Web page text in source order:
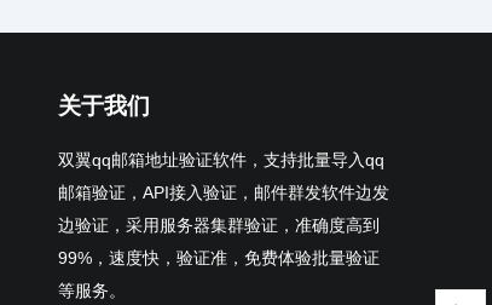
关于我们
双翼qq邮箱地址验证软件，支持批量导入qq
邮箱验证，API接入验证，邮件群发软件边发
边验证，采用服务器集群验证，准确度高到
99%，速度快，验证准，免费体验批量验证
等服务。